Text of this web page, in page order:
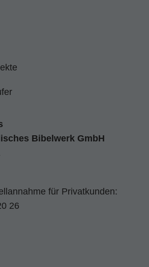
Bibelwerk GmbH
für Privatkunden:
26